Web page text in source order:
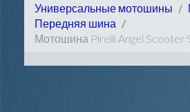
Универсальные мотошины
Передняя шина
Мотошина Pirelli Angel Scooter